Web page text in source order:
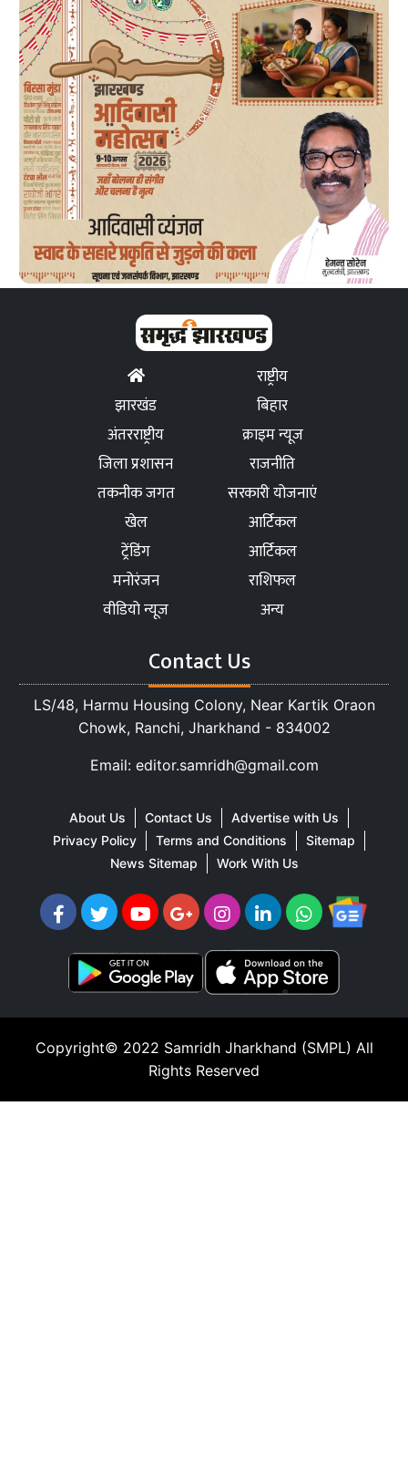
राष्ट्रीय
झारखंड
बिहार
अंतरराष्ट्रीय
क्राइम न्यूज
जिला प्रशासन
राजनीति
तकनीक जगत
सरकारी योजनाएं
खेल
आर्टिकल
ट्रेंडिंग
आर्टिकल
मनोरंजन
राशिफल
वीडियो न्यूज
अन्य
Contact Us
LS/48, Harmu Housing Colony, Near Kartik Oraon
Chowk, Ranchi, Jharkhand - 834002
Email: editor.samridh@gmail.com
About Us Contact Us
Advertise with Us
Privacy Policy
Terms and Conditions
Sitemap
News Sitemap
Work With Us
Copyright© 2022 Samridh Jharkhand (SMPL) All
Rights Reserved